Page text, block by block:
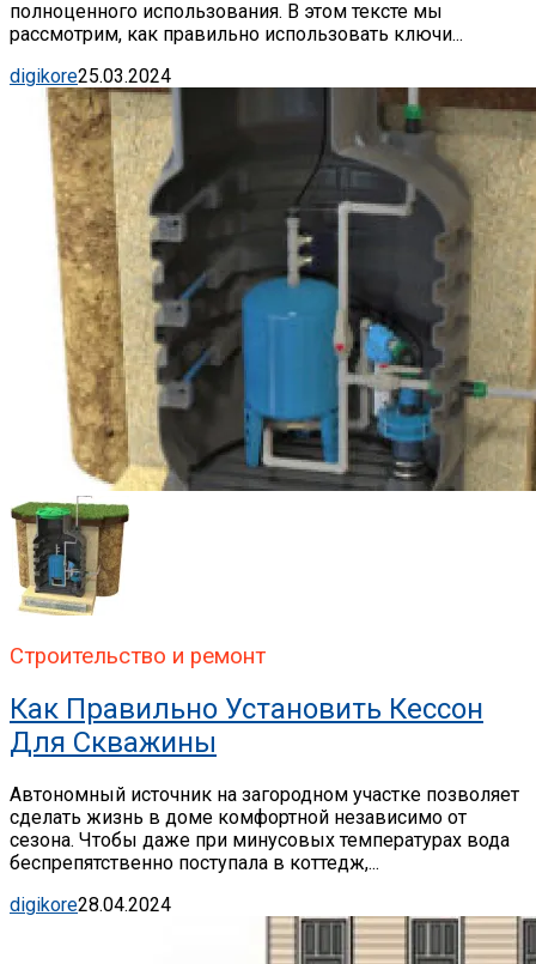
полноценного использования. В этом тексте мы
рассмотрим, как правильно использовать ключи...
digikore25.03.2024
Строительство и ремонт
Как Правильно Установить Кессон
Для Скважины
Автономный источник на загородном участке позволяет
сделать жизнь в доме комфортной независимо от
сезона. Чтобы даже при минусовых температурах вода
беспрепятственно поступала в коттедж,...
digikore28.04.2024